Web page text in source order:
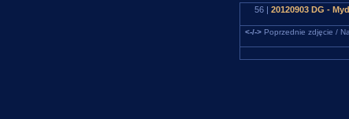
56 | 20120903 DG -
<-/->Poprzednie zdjęcie /